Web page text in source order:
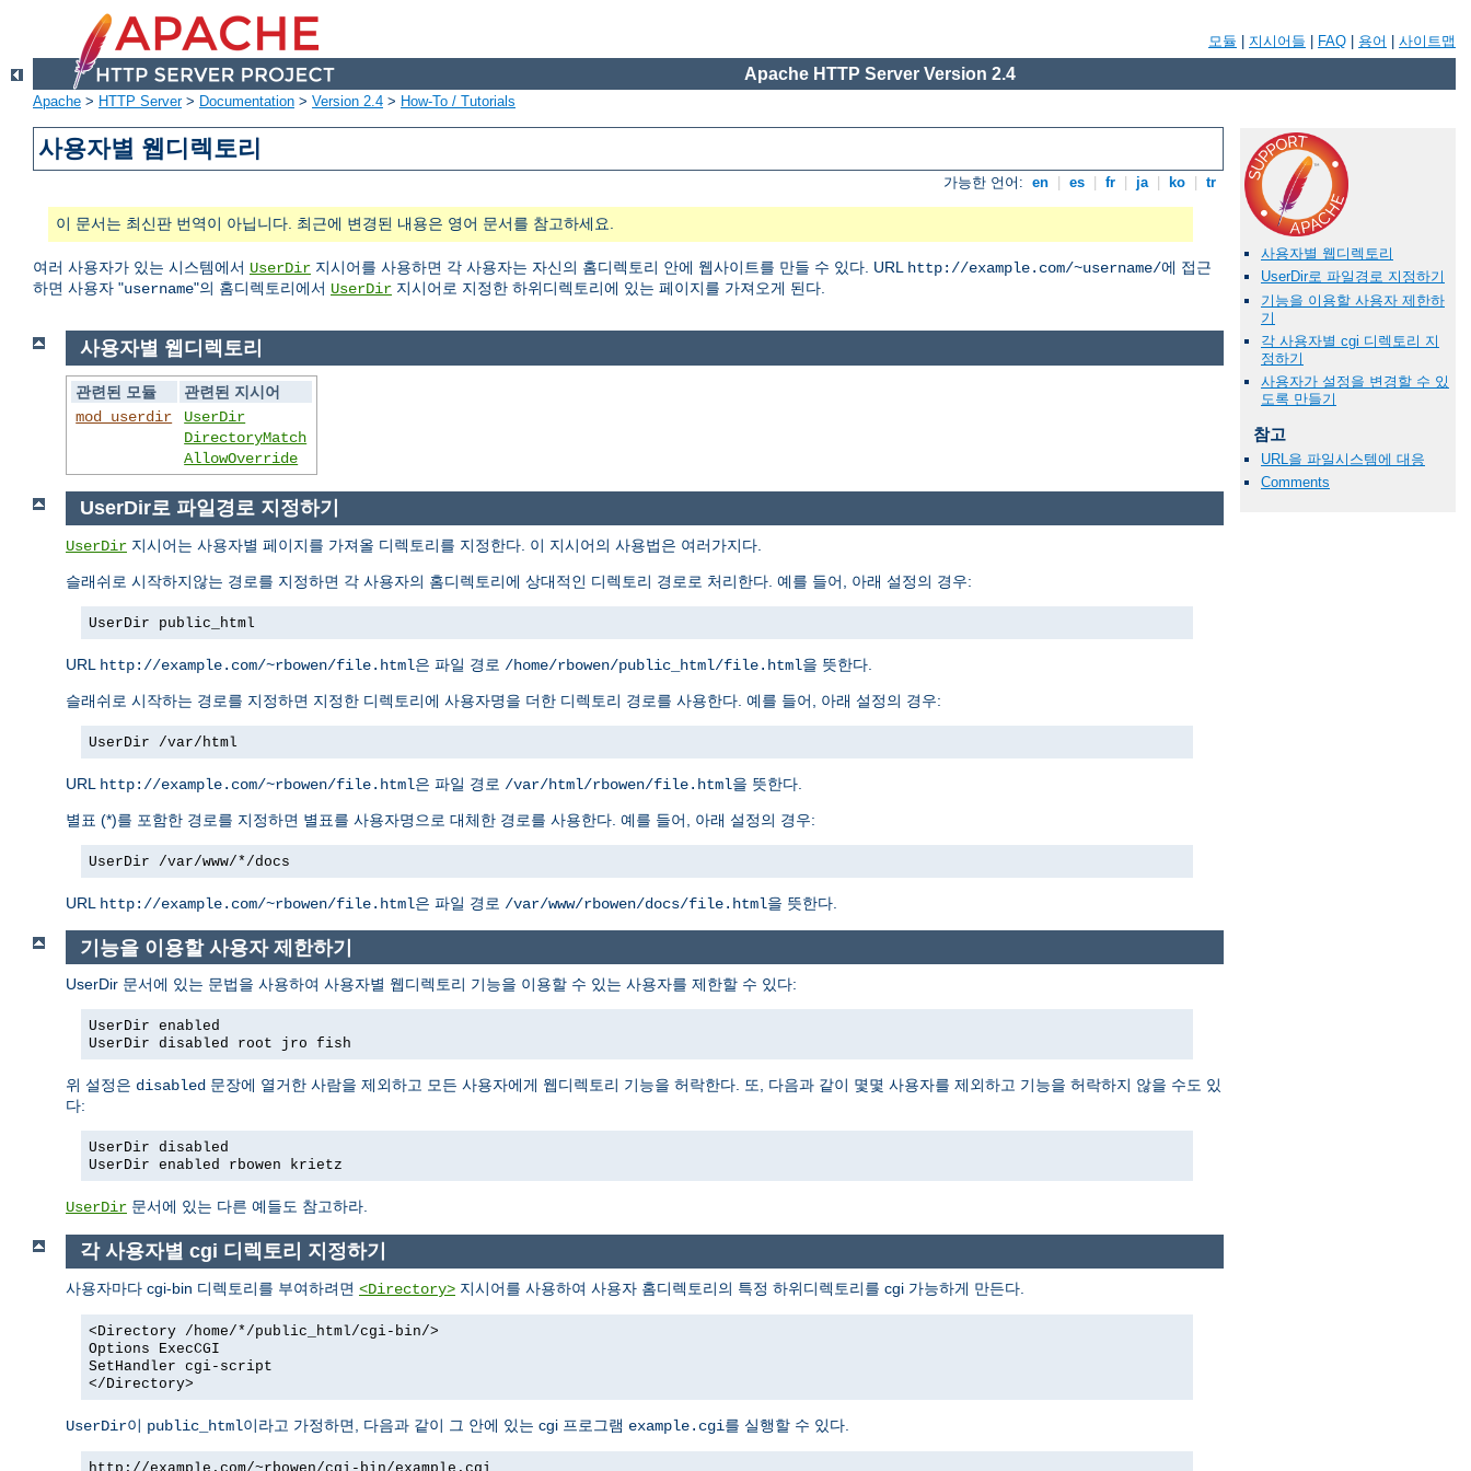
모듈 지시어들 FAQ 용어 사이트맵
Apache HTTP Server Version 2.4
Apache > HTTP Server> Documentation > Version 2.4 > How-To / Tutorials
사용자별 웹디렉토리
가능한 언어: en es fr ja ko tr
이 문서는 최신판 번역이 아닙니다. 최근에 변경된 내용은 영어 문서를 참고하세요.
여러 사용자가 있는 시스템에서 UserDir 지시어를 사용하면 각 사용자는 자신의 홈디렉토리 안에 웹사이트를 만들 수 있다. URL http://example.com/~username/에 접근
하면 사용자 "username"의 홈디렉토리에서 UserDir 지시어로 지정한 하위디렉토리에 있는 페이지를 가져오게 된다.
사용자별 웹디렉토리
UserDir로 파일경로 지정하기
기능을 이용할 사용자 제한하
기
각 사용자별 cgi 디렉토리 지
정하기
사용자가 설정을 변경할 수 있
도록 만들기
참고
URL을 파일시스템에 대응
Comments
사용자별 웹디렉토리
관련된 모듈
관련된 지시어
mod_userdir
UserDir
DirectoryMatch
AllowOverride
UserDir로 파일경로 지정하기
UserDir 지시어는 사용자별 페이지를 가져올 디렉토리를 지정한다. 이 지시어의 사용법은 여러가지다.
슬래쉬로 시작하지않는 경로를 지정하면 각 사용자의 홈디렉토리에 상대적인 디렉토리 경로로 처리한다. 예를 들어, 아래 설정의 경우:
UserDir public_html
URL http://example.com/~rbowen/file.html은 파일 경로 /home/rbowen/public_html/file.html을 뜻한다.
슬래쉬로 시작하는 경로를 지정하면 지정한 디렉토리에 사용자명을 더한 디렉토리 경로를 사용한다. 예를 들어, 아래 설정의 경우:
UserDir /var/html
URL http://example.com/~rbowen/file.html은 파일 경로 /var/html/rbowen/file.html을 뜻한다.
별표 (*)를 포함한 경로를 지정하면 별표를 사용자명으로 대체한 경로를 사용한다. 예를 들어, 아래 설정의 경우:
UserDir /var/www/*/docs
URL http://example.com/~rbowen/file.html은 파일 경로 /var/www/rbowen/docs/file.html을 뜻한다.
기능을 이용할 사용자 제한하기
UserDir 문서에 있는 문법을 사용하여 사용자별 웹디렉토리 기능을 이용할 수 있는 사용자를 제한할 수 있다:
UserDir enabled
UserDir disabled root jro fish
위 설정은 disabled 문장에 열거한 사람을 제외하고 모든 사용자에게 웹디렉토리 기능을 허락한다. 또, 다음과 같이 몇몇 사용자를 제외하고 기능을 허락하지 않을 수도 있
다:
UserDir disabled
UserDir enabled rbowen krietz
UserDir 문서에 있는 다른 예들도 참고하라.
각 사용자별 cgi 디렉토리 지정하기
사용자마다 cgi-bin 디렉토리를 부여하려면 <Directory> 지시어를 사용하여 사용자 홈디렉토리의 특정 하위디렉토리를 cgi 가능하게 만든다.
<Directory /home/*/public_html/cgi-bin/>
Options ExecCGI
SetHandler cgi-script
</Directory>
UserDir이 public_html이라고 가정하면, 다음과 같이 그 안에 있는 cgi 프로그램 example.cgi를 실행할 수 있다.